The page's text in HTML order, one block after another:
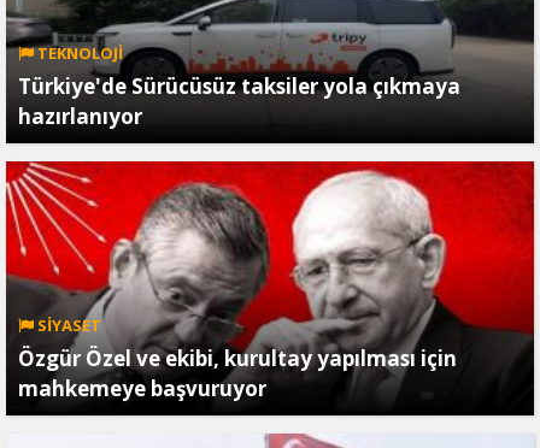
TEKNOLOJİ
Türkiye'de Sürücüsüz taksiler yola çıkmaya
hazırlanıyor
SİYASET
Özgür Özel ve ekibi, kurultay yapılması için
mahkemeye başvuruyor